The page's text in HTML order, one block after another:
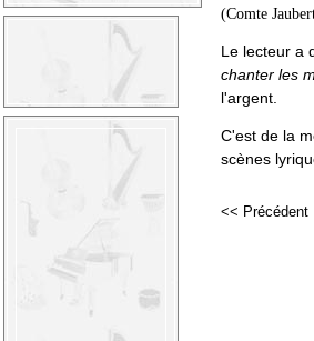
(Comte
Le lecteur a
chanter les
l'argent.
C'est de la
scènes
<< Précédent